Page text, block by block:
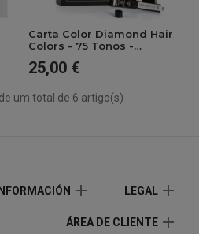
Carta Color Diamond Hair
Colors - 75 Tonos -
Preço
25,00 €
um total de 6 artigo(s)
LEGAL add
INFORMACIÓN add
ÁREA DE CLIENTE add